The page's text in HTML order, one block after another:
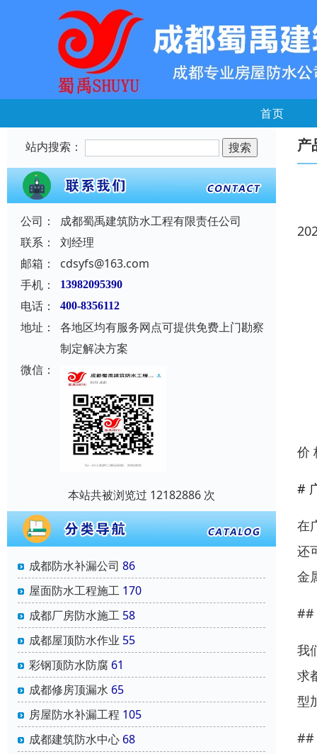
首页
站内搜索：
公司：
成都蜀禹建筑防水工程有限责任公司
联系：
刘经理
邮箱：
cdsyfs@163.com
手机：
13982095390
电话： 400-8356112
地址：
各地区均有服务网点可提供免费上门勘察
制定解决方案
微信：
本站共被浏览过 12182886 次
成都防水补漏公司 86
屋面防水工程施工 170
成都厂房防水施工 58
成都屋顶防水作业 55
彩钢顶防水防腐 61
成都修房顶漏水 65
房屋防水补漏工程 105
成都建筑防水中心 68
产
价
#
在
还
金
##
我
求
型
##